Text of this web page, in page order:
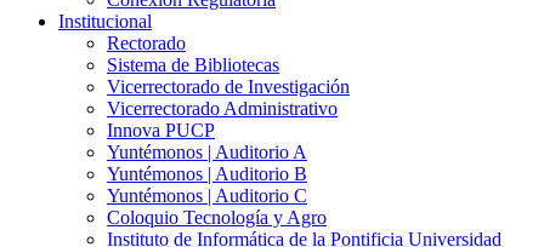
Institucional
Rectorado
Sistema de Bibliotecas
Vicerrectorado de Investigación
Vicerrectorado Administrativo
Innova PUCP
Yuntémonos | Auditorio A
Yuntémonos | Auditorio B
Yuntémonos | Auditorio C
Coloquio Tecnología y Agro
Instituto de Informática de la Pontificia Universidad